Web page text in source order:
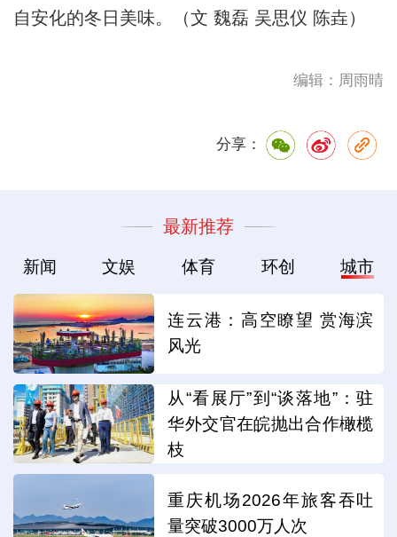
自安化的冬日美味。（文 魏磊 吴思仪 陈垚）
编辑：周雨晴
分享：
最新推荐
新闻 文娱 体育 环创 城市
连云港：高空瞭望 赏海滨
风光
从“看展厅”到“谈落地”：驻
华外交官在皖抛出合作橄榄
枝
重庆机场2026年旅客吞吐
量突破3000万人次